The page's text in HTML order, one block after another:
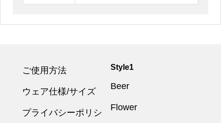
ご使用方法
ウェア仕様/サイズ
プライバシーポリシ
Style1
Beer
Flower